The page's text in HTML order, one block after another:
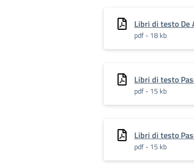
Libri di testo De
pdf - 18 kb
Libri di testo
pdf - 15 kb
Libri di testo
pdf - 15 kb